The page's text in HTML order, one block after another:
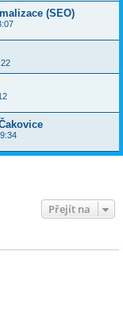
(SEO)
Přejít na